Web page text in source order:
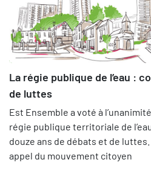
La régie publique de l’eau :
de luttes
Est Ensemble a voté à
régie publique territoriale de
douze ans de débats et de
appel du mouvement citoyen